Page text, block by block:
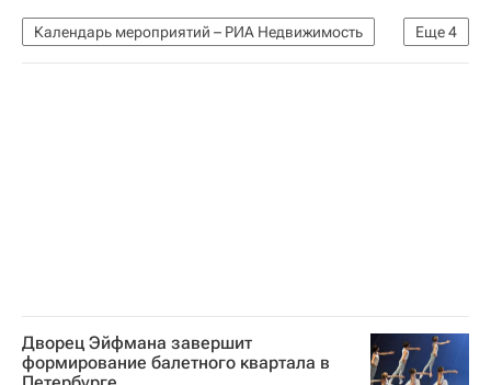
Еще4
Календарь мероприятий – РИА Недвижимость
Календарь мероприятий
премии
Дворец Эйфмана завершит
формирование балетного квартала в